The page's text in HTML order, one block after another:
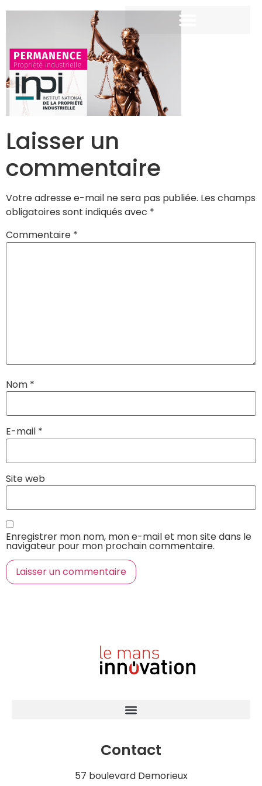
Laisser un
commentaire
Votre adresse e-mail ne sera pas publiée. Les champs
obligatoires sont indiqués avec *
Commentaire *
Nom *
E-mail *
Site web
Enregistrer mon nom, mon e-mail et mon site dans le
navigateur pour mon prochain commentaire.
Contact
57 boulevard Demorieux